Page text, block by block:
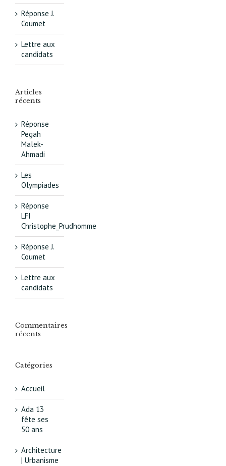
Réponse J.
Coumet
Lettre aux
candidats
Articles
récents
Réponse
Pegah
Malek-
Ahmadi
Les
Olympiades
Réponse
LFI
Christophe_Prudhomme
Réponse J.
Coumet
Lettre aux
candidats
Commentaires
récents
Catégories
Accueil
Ada 13
fête ses
50 ans
Architecture
| Urbanisme